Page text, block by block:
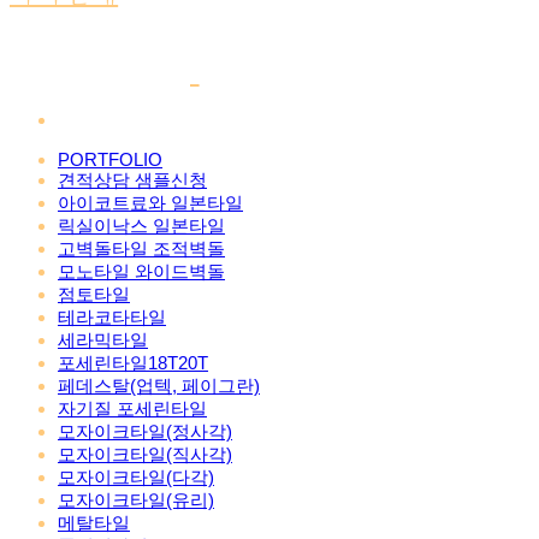
PORTFOLIO
견적상담 샘플신청
아이코트료와 일본타일
릭실이낙스 일본타일
고벽돌타일 조적벽돌
모노타일 와이드벽돌
점토타일
테라코타타일
세라믹타일
포세린타일18T20T
페데스탈(업텍, 페이그란)
자기질 포세린타일
모자이크타일(정사각)
모자이크타일(직사각)
모자이크타일(다각)
모자이크타일(유리)
메탈타일